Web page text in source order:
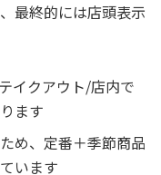
最終的には店頭表示
イクアウト/店内で
ます
め、定番＋季節商品
います